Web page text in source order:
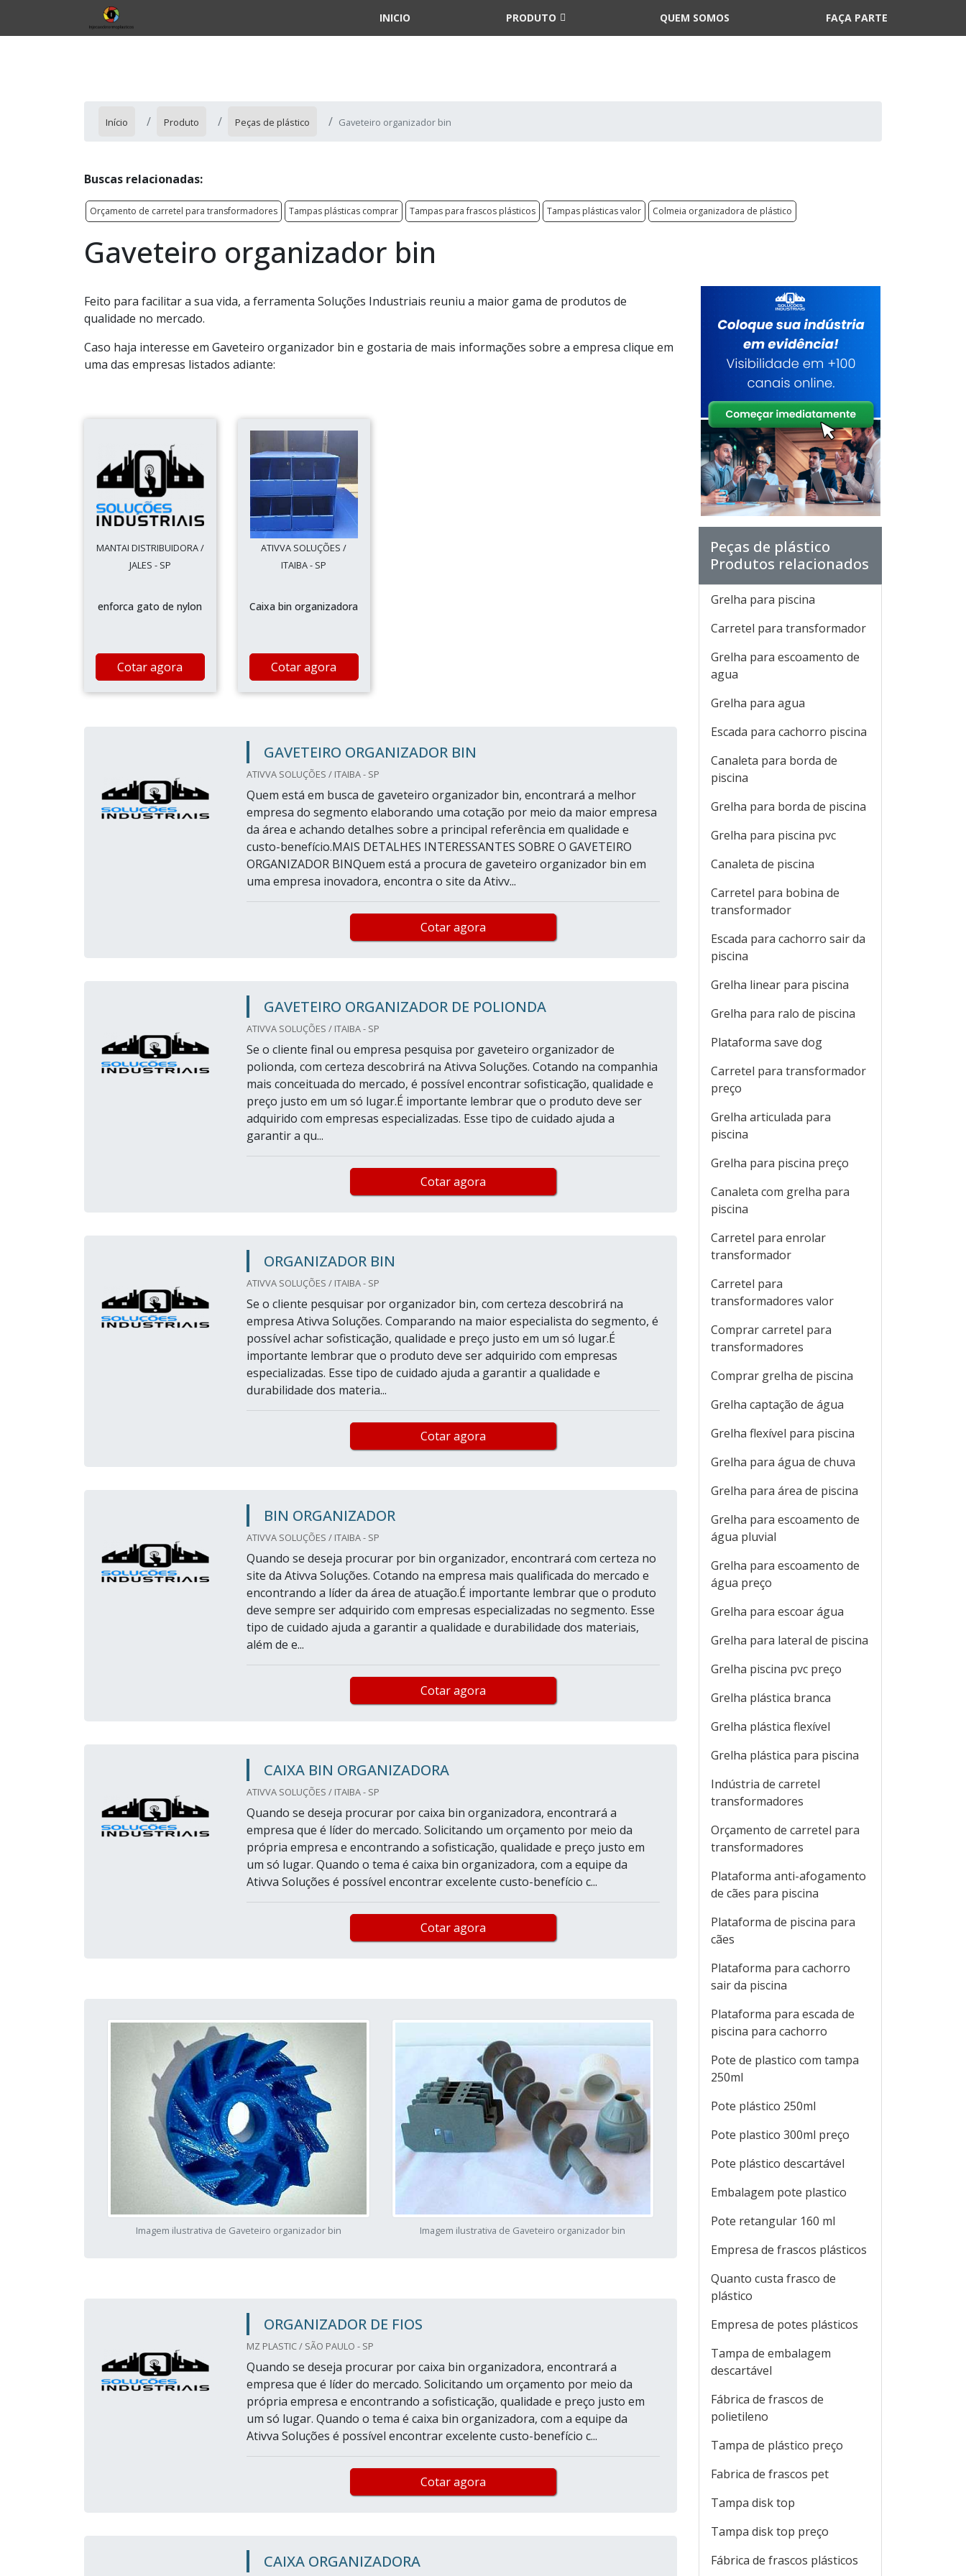
INICIO PRODUTO QUEM SOMOS FAÇA PARTE
Início Produto Peças de plástico Gaveteiro organizador bin
Buscas relacionadas:
Orçamento de carretel para transformadores Tampas plásticas comprar Tampas para frascos plásticos Tampas plásticas valor Colmeia organizadora de plástico
Gaveteiro organizador bin
Feito para facilitar a sua vida, a ferramenta Soluções Industriais reuniu a maior gama de produtos de
qualidade no mercado.
Caso haja interesse em Gaveteiro organizador bin e gostaria de mais informações sobre a empresa clique em
uma das empresas listados adiante:
MANTAI DISTRIBUIDORA /
JALES - SP
enforca gato de nylon
Cotar agora
ATIVVA SOLUÇÕES /
ITAIBA - SP
Caixa bin organizadora
Cotar agora
GAVETEIRO ORGANIZADOR BIN
ATIVVA SOLUÇÕES / ITAIBA - SP
Quem está em busca de gaveteiro organizador bin, encontrará a melhor
empresa do segmento elaborando uma cotação por meio da maior empresa
da área e achando detalhes sobre a principal referência em qualidade e
custo-benefício.MAIS DETALHES INTERESSANTES SOBRE O GAVETEIRO
ORGANIZADOR BINQuem está a procura de gaveteiro organizador bin em
uma empresa inovadora, encontra o site da Ativv...
Cotar agora
GAVETEIRO ORGANIZADOR DE POLIONDA
ATIVVA SOLUÇÕES / ITAIBA - SP
Se o cliente final ou empresa pesquisa por gaveteiro organizador de
polionda, com certeza descobrirá na Ativva Soluções. Cotando na companhia
mais conceituada do mercado, é possível encontrar sofisticação, qualidade e
preço justo em um só lugar.É importante lembrar que o produto deve ser
adquirido com empresas especializadas. Esse tipo de cuidado ajuda a
garantir a qu...
Cotar agora
ORGANIZADOR BIN
ATIVVA SOLUÇÕES / ITAIBA - SP
Se o cliente pesquisar por organizador bin, com certeza descobrirá na
empresa Ativva Soluções. Comparando na maior especialista do segmento, é
possível achar sofisticação, qualidade e preço justo em um só lugar.É
importante lembrar que o produto deve ser adquirido com empresas
especializadas. Esse tipo de cuidado ajuda a garantir a qualidade e
durabilidade dos materia...
Cotar agora
BIN ORGANIZADOR
ATIVVA SOLUÇÕES / ITAIBA - SP
Quando se deseja procurar por bin organizador, encontrará com certeza no
site da Ativva Soluções. Cotando na empresa mais qualificada do mercado e
encontrando a líder da área de atuação.É importante lembrar que o produto
deve sempre ser adquirido com empresas especializadas no segmento. Esse
tipo de cuidado ajuda a garantir a qualidade e durabilidade dos materiais,
além de e...
Cotar agora
CAIXA BIN ORGANIZADORA
ATIVVA SOLUÇÕES / ITAIBA - SP
Quando se deseja procurar por caixa bin organizadora, encontrará a
empresa que é líder do mercado. Solicitando um orçamento por meio da
própria empresa e encontrando a sofisticação, qualidade e preço justo em
um só lugar. Quando o tema é caixa bin organizadora, com a equipe da
Ativva Soluções é possível encontrar excelente custo-benefício c...
Cotar agora
Imagem ilustrativa de Gaveteiro organizador bin Imagem ilustrativa de Gaveteiro organizador bin
ORGANIZADOR DE FIOS
MZ PLASTIC / SÃO PAULO - SP
Quando se deseja procurar por caixa bin organizadora, encontrará a
empresa que é líder do mercado. Solicitando um orçamento por meio da
própria empresa e encontrando a sofisticação, qualidade e preço justo em
um só lugar. Quando o tema é caixa bin organizadora, com a equipe da
Ativva Soluções é possível encontrar excelente custo-benefício c...
Cotar agora
CAIXA ORGANIZADORA
Peças de plástico
Produtos relacionados
Grelha para piscina
Carretel para transformador
Grelha para escoamento de
agua
Grelha para agua
Escada para cachorro piscina
Canaleta para borda de
piscina
Grelha para borda de piscina
Grelha para piscina pvc
Canaleta de piscina
Carretel para bobina de
transformador
Escada para cachorro sair da
piscina
Grelha linear para piscina
Grelha para ralo de piscina
Plataforma save dog
Carretel para transformador
preço
Grelha articulada para
piscina
Grelha para piscina preço
Canaleta com grelha para
piscina
Carretel para enrolar
transformador
Carretel para
transformadores valor
Comprar carretel para
transformadores
Comprar grelha de piscina
Grelha captação de água
Grelha flexível para piscina
Grelha para água de chuva
Grelha para área de piscina
Grelha para escoamento de
água pluvial
Grelha para escoamento de
água preço
Grelha para escoar água
Grelha para lateral de piscina
Grelha piscina pvc preço
Grelha plástica branca
Grelha plástica flexível
Grelha plástica para piscina
Indústria de carretel
transformadores
Orçamento de carretel para
transformadores
Plataforma anti-afogamento
de cães para piscina
Plataforma de piscina para
cães
Plataforma para cachorro
sair da piscina
Plataforma para escada de
piscina para cachorro
Pote de plastico com tampa
250ml
Pote plástico 250ml
Pote plastico 300ml preço
Pote plástico descartável
Embalagem pote plastico
Pote retangular 160 ml
Empresa de frascos plásticos
Quanto custa frasco de
plástico
Empresa de potes plásticos
Tampa de embalagem
descartável
Fábrica de frascos de
polietileno
Tampa de plástico preço
Fabrica de frascos pet
Tampa disk top
Tampa disk top preço
Fábrica de frascos plásticos